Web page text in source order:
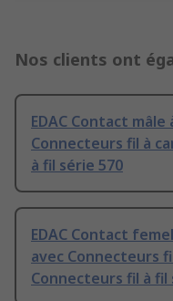
Nos clients ont
EDAC Contact
Connecteurs fil à
à fil série 570
EDAC Contact
avec Connecteurs
Connecteurs fil à fil